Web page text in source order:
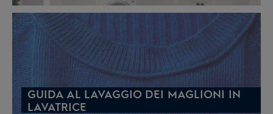
GUIDA AL LAVAGGIO DEI MAGLIONI IN
LAVATRICE